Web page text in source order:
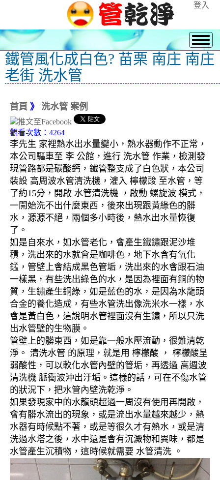
登入
鐵管風化成白色? 苗栗 南庄 南庄
老街 洗水管
首頁 》 洗水管 案例
觀看次數：4264
李先生 家裡熱水出水量變小，熱水器動作不正常，
本公司驅車至 李 公館，進行 洗水管 作業，檢測發
現管路都是碳酸鈣，鐵管整支成了白色狀，本公司
裝設 高周波水管清洗機，灌入 檸檬酸 至水管，等
了約15分，開啟 水管清洗機 ，啟動 螺旋波 模式，
一開始洗不出什麼東西，後來出現跟黃綠色的髒
水，源源不絕，兩個多小時後，熱水出水量恢復
了。
如是自來水，如水管老化，會產生鐵鏽跟泥沙堆
積，洗出來的水就會是咖啡色，地下水含有氧化
錳，管壁上會結成黑色管垢，洗出來的水會跟石油
一樣黑，有些洗出綠色的水，是因為裡面有銅的物
質，生鏽產生銅綠，如是藍色的水，是因為水龍頭
合金的養化造成，有些水管洗出像洗米水一樣，水
會是黃白色，這說明水管裡面沒有生鏽，所以只洗
出水管壁的生物膜。
管壁上的髒東西，如是靠一般水壓流動，很難清乾
淨。 清洗水管 的原理，就是用 檸檬酸 ， 檸檬酸呈
弱酸性，可以軟化水管內壁的管垢，再透過 高週波
清洗機 脈衝波沖出汙垢。這樣的話，可在不傷水管
的狀況下，把水管內壁洗乾淨。
如果發現家中的水龍頭超過一周沒有使用再開啟，
會有髒水流出的現象，或是流出水量越來越少，熱
水器有時候點不著，或是等很久才有熱水，或是清
洗過水塔之後，水中還是會有沉澱物和異味，都是
水管產生沉積物，這時候就需要 水管清洗 。